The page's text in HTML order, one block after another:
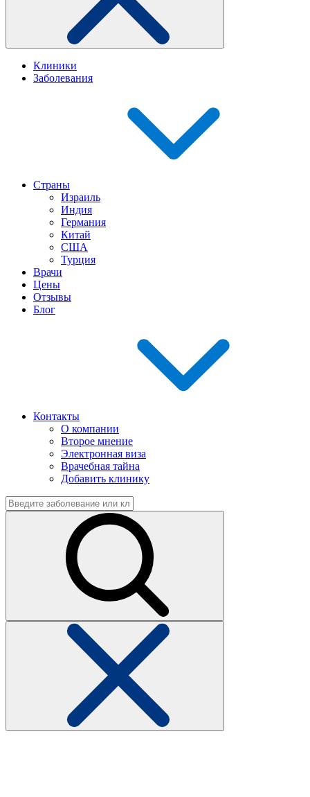
Клиники
Заболевания
Страны
Израиль
Индия
Германия
Китай
США
Турция
Врачи
Цены
Отзывы
Блог
Контакты
О компании
Второе мнение
Электронная виза
Врачебная тайна
Добавить клинику